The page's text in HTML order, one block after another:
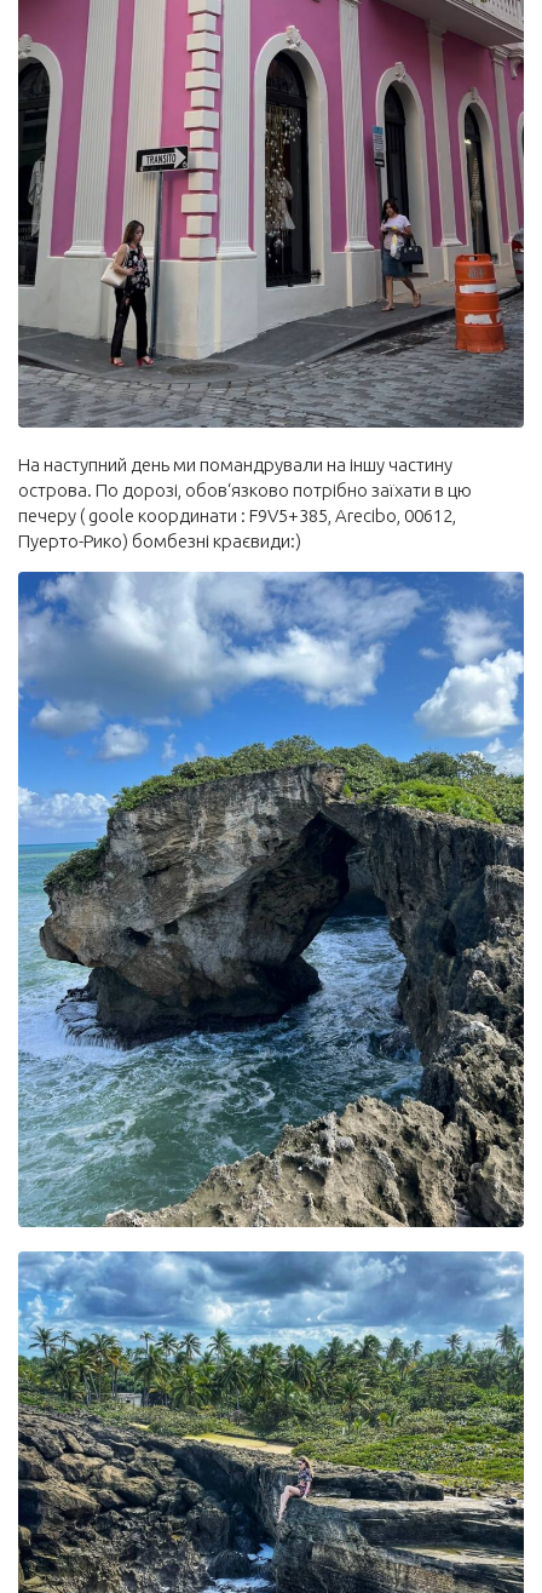
На наступний день ми помандрували на іншу частину
острова. По дорозі, обов‘язково потрібно заїхати в цю
печеру ( goole координати : F9V5+385, Arecibo, 00612,
Пуерто-Рико) бомбезні краєвиди:)